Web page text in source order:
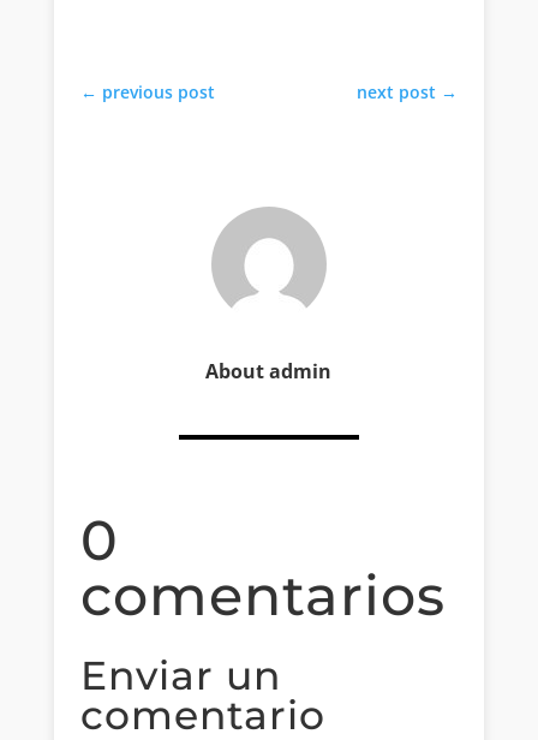
← previous post next post →
About admin
0
comentarios
Enviar un
comentario